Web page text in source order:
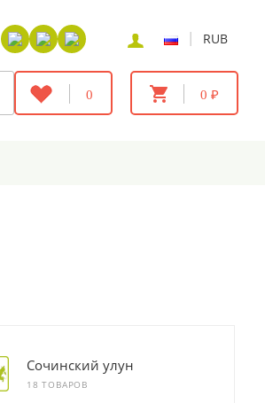
| RUB
0 0 ₽
Сочинский улун
18 ТОВАРОВ